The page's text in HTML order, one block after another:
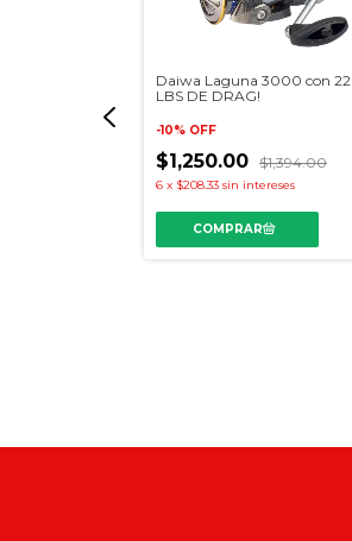
Daiwa Laguna 3000 con 22
LBS DE DRAG!
-10% OFF
$1,250.00 $1,394.00
6 x $208.33 sin intereses